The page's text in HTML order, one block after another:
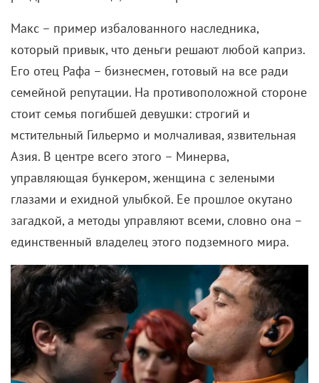
Макс – пример избалованного наследника,
который привык, что деньги решают любой каприз.
Его отец Рафа – бизнесмен, готовый на все ради
семейной репутации. На противоположной стороне
стоит семья погибшей девушки: строгий и
мстительный Гильермо и молчаливая, язвительная
Азия. В центре всего этого – Минерва,
управляющая бункером, женщина с зелеными
глазами и ехидной улыбкой. Ее прошлое окутано
загадкой, а методы управляют всеми, словно она –
единственный владелец этого подземного мира.